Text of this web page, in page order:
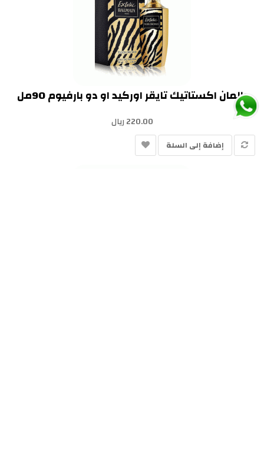
بالمان اكستاتيك تايقر اوركيد او دو بارفيوم 90مل
220.00 ريال
إضافة إلى السلة